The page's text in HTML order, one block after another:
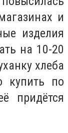
и
изделия
на 10-20
хлеба
купить по
придётся